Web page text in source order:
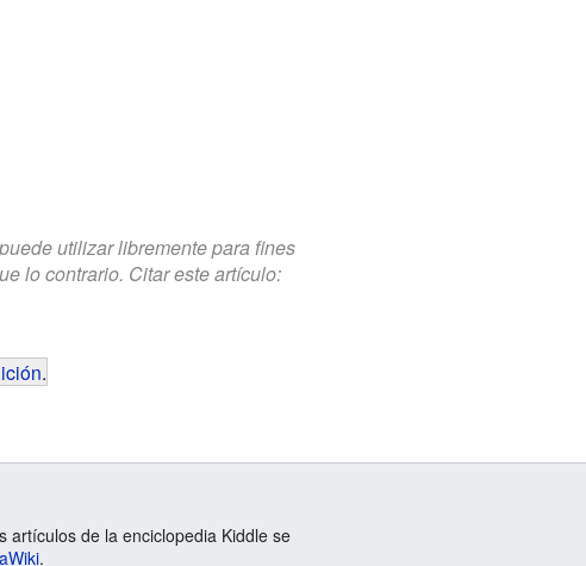
utilizar libremente para fines
lo contrario. Citar este artículo:
.
artículos de la enciclopedia Kiddle se
.